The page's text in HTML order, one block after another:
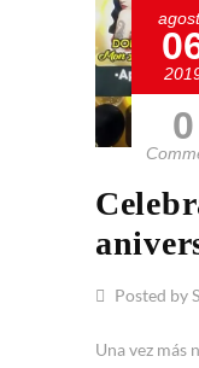
0
Posted by
Una vez más